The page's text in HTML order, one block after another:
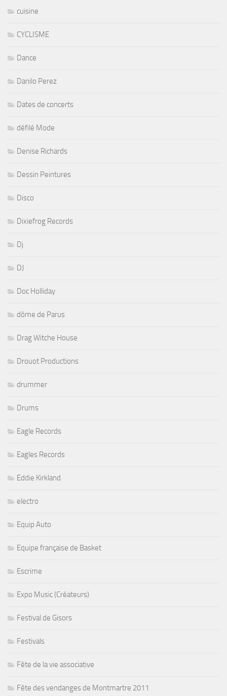
cuisine
CYCLISME
Dance
Danilo Perez
Dates de concerts
défilé Mode
Denise Richards
Dessin Peintures
Disco
Dixiefrog Records
Dj
DJ
Doc Holliday
dôme de Parus
Drag Witche House
Drouot Productions
drummer
Drums
Eagle Records
Eagles Records
Eddie Kirkland
electro
Equip Auto
Equipe française de Basket
Escrime
Expo Music (Créateurs)
Festival de Gisors
Festivals
Fête de la vie associative
Fête des vendanges de Montmartre 2011